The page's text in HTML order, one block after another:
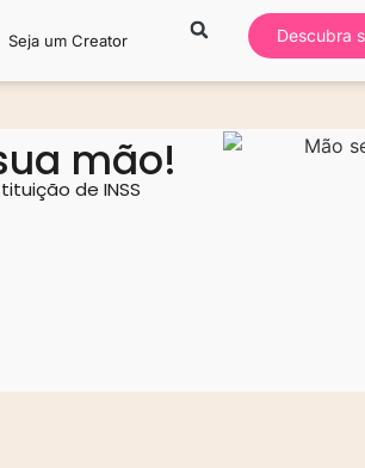
Seja um Creator Descubra
mão!
de INSS